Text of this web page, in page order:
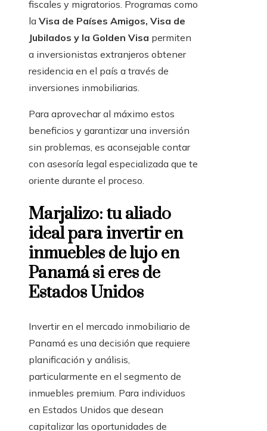
fiscales y migratorios. Programas como
la Visa de Países Amigos, Visa de
Jubilados y la Golden Visa permiten
a inversionistas extranjeros obtener
residencia en el país a través de
inversiones inmobiliarias.
Para aprovechar al máximo estos
beneficios y garantizar una inversión
sin problemas, es aconsejable contar
con asesoría legal especializada que te
oriente durante el proceso.
Marjalizo: tu aliado
ideal para invertir en
inmuebles de lujo en
Panamá si eres de
Estados Unidos
Invertir en el mercado inmobiliario de
Panamá es una decisión que requiere
planificación y análisis,
particularmente en el segmento de
inmuebles premium. Para individuos
en Estados Unidos que desean
capitalizar las oportunidades de